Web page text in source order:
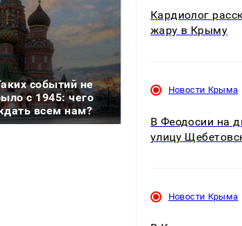
событий не
с 1945: чего
всем нам?
В магазинах России
Кардиолог
жару в Крыму
Новости Крыма
В Феодосии на
улицу
Новости Крыма